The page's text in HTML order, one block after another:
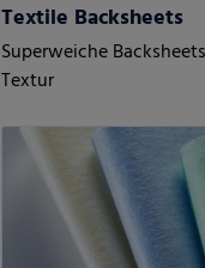
Textile Backsheets
Superweiche
Textur